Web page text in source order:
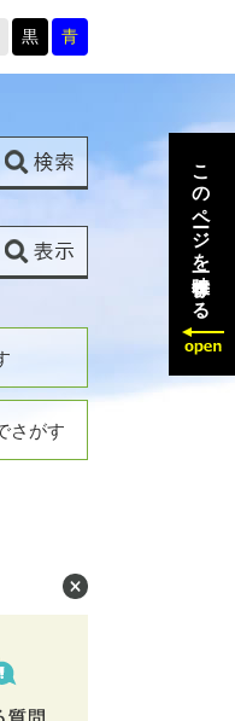
黒 青
さがす
このページを一時保存する